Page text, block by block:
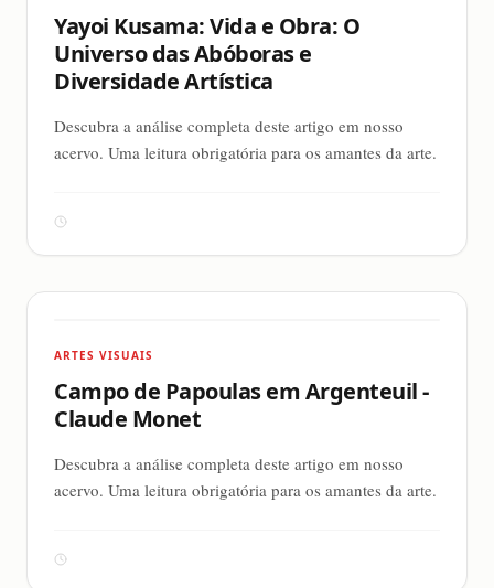
Yayoi Kusama: Vida e Obra: O
Universo das Abóboras e
Diversidade Artística
Descubra a análise completa deste artigo em nosso
acervo. Uma leitura obrigatória para os amantes da arte.
ARTES VISUAIS
Campo de Papoulas em Argenteuil -
Claude Monet
Descubra a análise completa deste artigo em nosso
acervo. Uma leitura obrigatória para os amantes da arte.